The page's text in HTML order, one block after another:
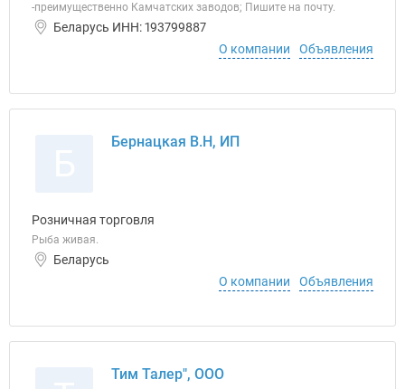
-преимущественно Камчатских заводов; Пишите на почту.
Беларусь ИНН: 193799887
О компании
Объявления
Бернацкая В.Н, ИП
Розничная торговля
Рыба живая.
Беларусь
О компании
Объявления
Тим Талер", ООО